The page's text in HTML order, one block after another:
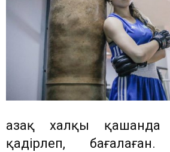
Қазақ халқы
қадірлеп,